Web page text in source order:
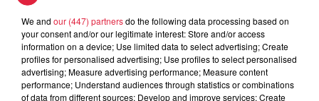
5 août 2026
Europa-Park : des précisons sur
l’après Euro-Mir
We and our (447) partnersdo the following data processing based on
your consent and/or our legitimate interest: Store and/or access
information on a device; Use limited data to select advertising; Create
profiles for personalised advertising; Use profiles to select personalised
advertising; Measure advertising performance; Measure content
performance; Understand audiences through statistics or combinations
of data from different sources; Develop and improve services; Create